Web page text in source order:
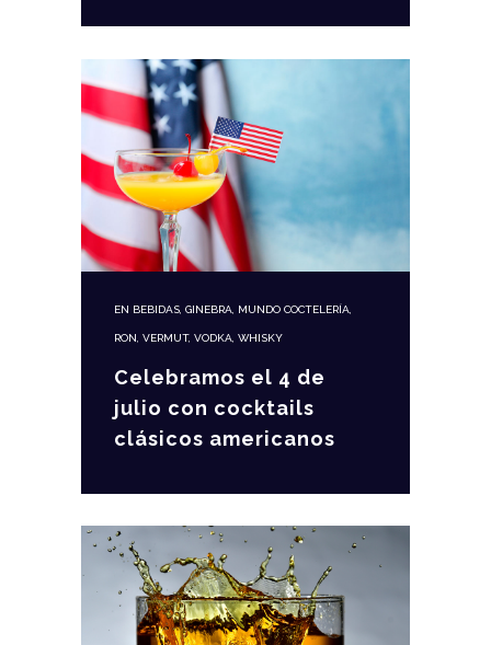
EN BEBIDAS GINEBRA MUNDO COCTELERÍA
RON VERMUT, VODKA WHISKY
Celebramos el 4 de
julio con cocktails
clásicos americanos